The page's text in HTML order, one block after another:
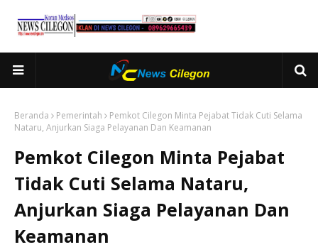
Beranda Pemerintah
Pemkot Cilegon Minta Pejabat Tidak Cuti Selama
Nataru, Anjurkan Siaga Pelayanan Dan Keamanan
Pemkot Cilegon Minta Pejabat
Tidak Cuti Selama Nataru,
Anjurkan Siaga Pelayanan Dan
Keamanan